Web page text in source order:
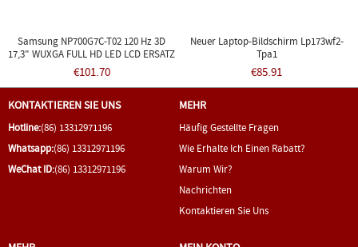
Samsung NP700G7C-T02 120 Hz 3D
17,3" WUXGA FULL HD LED LCD ERSATZ
€101.70
Neuer Laptop-Bildschirm Lp173wf2-
Tpa1
€85.91
KONTAKTIEREN SIE UNS
Hotline:(86) 13312971196
Whatsapp:(86) 13312971196
WeChat ID:(86) 13312971196
MEHR
Häufig Gestellte Fragen
Wie Erhalte Ich Einen Rabatt?
Warum Wir?
Nachrichten
Kontaktieren Sie Uns